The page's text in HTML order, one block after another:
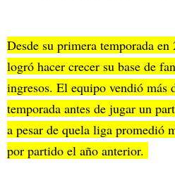
Desde su primera temporada
logró hacer crecer su base de
ingresos. El equipo vendió más
temporada antes de jugar un
a pesar de quela liga promedió
por partido el año anterior.